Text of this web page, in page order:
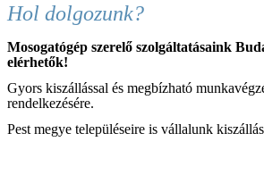
Hol dolgozunk?
Mosogatógép szerelő szolgáltatásaink
elérhetők!
Gyors kiszállással és megbízható
rendelkezésére.
Pest megye településeire is vállalunk